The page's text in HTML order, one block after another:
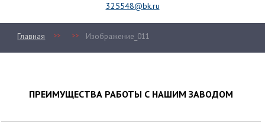
325548@bk.ru
Главная >> >> Изображение_011
ПРЕИМУЩЕСТВА РАБОТЫ С НАШИМ ЗАВОДОМ